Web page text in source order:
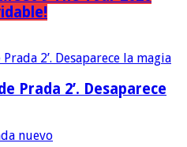
Prada 2’. Desaparece